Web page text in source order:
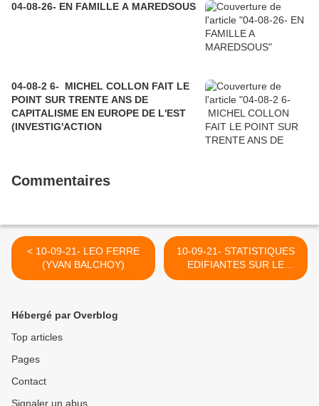
04-08-26- EN FAMILLE A MAREDSOUS
04-08-2 6- MICHEL COLLON FAIT LE
POINT SUR TRENTE ANS DE
CAPITALISME EN EUROPE DE L'EST
(INVESTIG'ACTION
Commentaires
< 10-09-21- LEO FERRE
(YVAN BALCHOY)
10-09-21- STATISTIQUES
EDIFIANTES SUR LE
MACRONISME (SIMON
Hébergé par Overblog
Top articles
Pages
Contact
Signaler un abus